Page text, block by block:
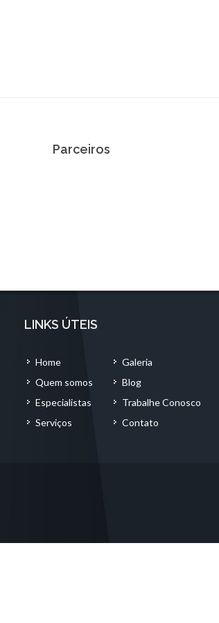
Parceiros
LINKS ÚTEIS
Home
Quem somos
Especialistas
Serviços
Galeria
Blog
Trabalhe Conosco
Contato